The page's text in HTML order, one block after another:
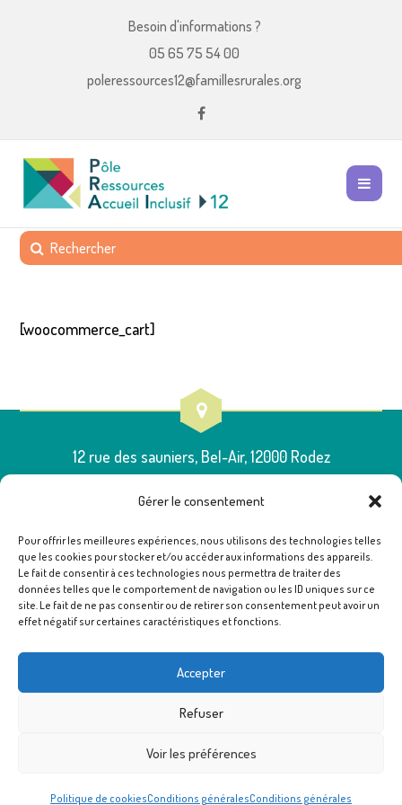
Gérer le consentement
Pour offrir les meilleures expériences, nous utilisons des technologies telles
que les cookies pour stocker et/ou accéder aux informations des appareils.
Le fait de consentir à ces technologies nous permettra de traiter des
données telles que le comportement de navigation ou les ID uniques sur ce
site. Le fait de ne pas consentir ou de retirer son consentement peut avoir un
effet négatif sur certaines caractéristiques et fonctions.
Accepter
Refuser
Voir les préférences
Politique de cookiesConditions généralesConditions générales
Besoin d'informations ?
05 65 75 54 00
poleressources12@famillesrurales.org
[woocommerce_cart]
12 rue des sauniers, Bel-Air, 12000 Rodez
05 65 75 54 00
poleressources12@famillesrurales.org